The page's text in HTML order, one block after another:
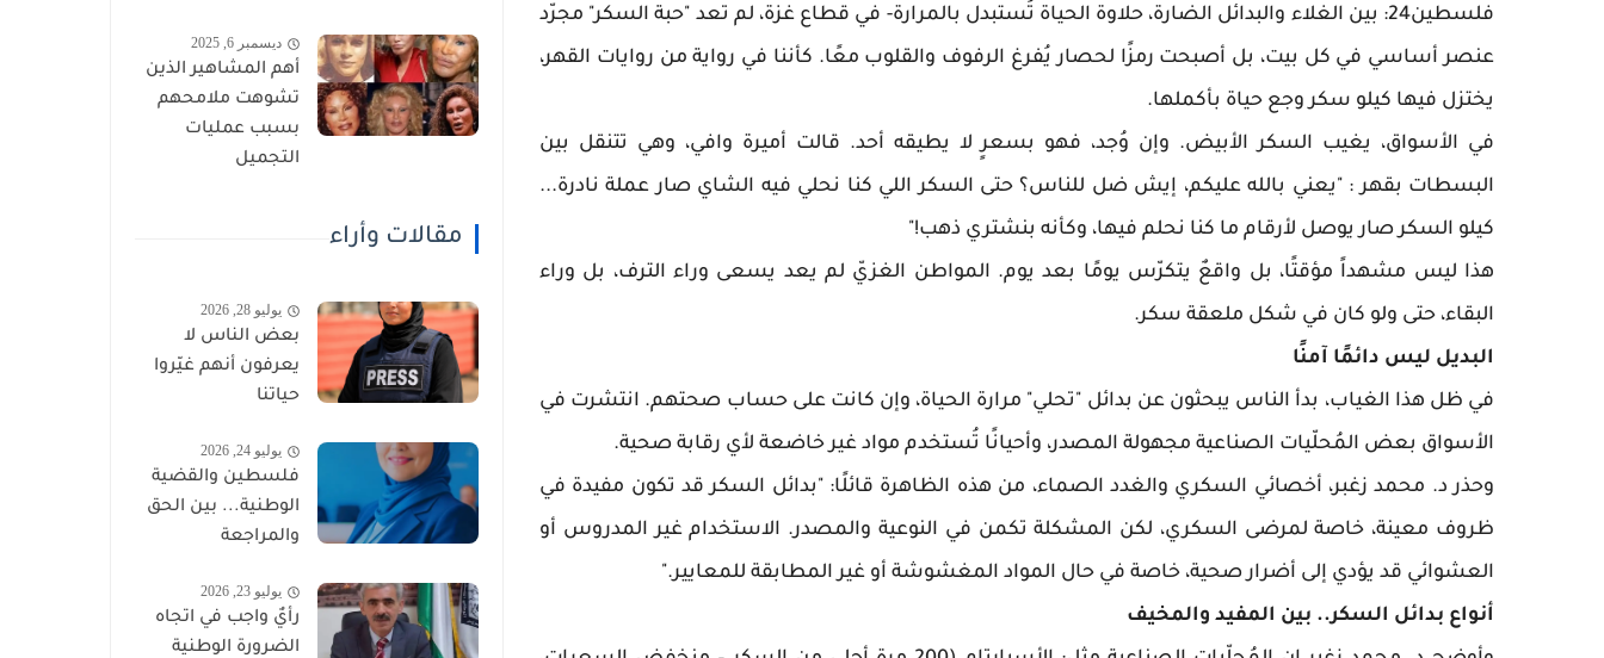
فلسطين24: بين الغلاء والبدائل الضارة، حلاوة الحياة تُستبدل بالمرارة- في قطاع غزة، لم تعد "حبة السكر" مجرّد
عنصر أساسي في كل بيت، بل أصبحت رمزًا لحصار يُفرغ الرفوف والقلوب معًا. كأننا في رواية من روايات القهر،
يختزل فيها كيلو سكر وجع حياة بأكملها.
في الأسواق، يغيب السكر الأبيض. وإن وُجد، فهو بسعرٍ لا يطيقه أحد. قالت أميرة وافي، وهي تتنقل بين
البسطات بقهر : "يعني بالله عليكم، إيش ضل للناس؟ حتى السكر اللي كنا نحلي فيه الشاي صار عملة نادرة...
كيلو السكر صار يوصل لأرقام ما كنا نحلم فيها، وكأنه بنشتري ذهب!"
هذا ليس مشهداً مؤقتًا، بل واقعٌ يتكرّس يومًا بعد يوم. المواطن الغزيّ لم يعد يسعى وراء الترف، بل وراء
البقاء، حتى ولو كان في شكل ملعقة سكر.
البديل ليس دائمًا آمنًا
في ظل هذا الغياب، بدأ الناس يبحثون عن بدائل "تحلي" مرارة الحياة، وإن كانت على حساب صحتهم. انتشرت في
الأسواق بعض المُحلّيات الصناعية مجهولة المصدر، وأحيانًا تُستخدم مواد غير خاضعة لأي رقابة صحية.
وحذر د. محمد زغبر، أخصائي السكري والغدد الصماء، من هذه الظاهرة قائلًا: "بدائل السكر قد تكون مفيدة في
ظروف معينة، خاصة لمرضى السكري، لكن المشكلة تكمن في النوعية والمصدر. الاستخدام غير المدروس أو
العشوائي قد يؤدي إلى أضرار صحية، خاصة في حال المواد المغشوشة أو غير المطابقة للمعايير."
أنواع بدائل السكر.. بين المفيد والمخيف
ديسمبر 6, 2025
أهم المشاهير الذين
تشوهت ملامحهم
بسبب عمليات
التجميل
مقالات وأراء
يوليو 28, 2026
بعض الناس لا
يعرفون أنهم غيّروا
حياتنا
يوليو 24, 2026
فلسطين والقضية
الوطنية... بين الحق
والمراجعة
يوليو 23, 2026
رأيٌ واجب في اتجاه
الضرورة الوطنية